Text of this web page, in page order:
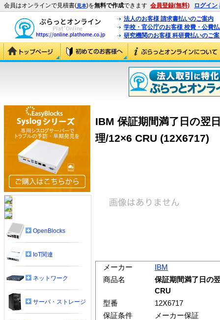
会員はオンラインで見積書(見本)を無料で作成できます 会員登録(無料) ログイン
法人のお客様 請求書払いのご案内
学校・官公庁のお客様 校費・公費
研究機関のお客様 科研費払いのご
IBM 保証期間満了日の翌
理/12×6 CRU (12X6717)
メーカー
IBM
商品名
保証期間満了日の
CRU
型番
12X6717
保証条件
メーカー保証
OpenBlocks
IoT関連
ネットワーク
サーバ・ストレージ